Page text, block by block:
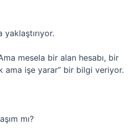
mesela bir alan hesabı, bir
ama işe yarar” bir bilgi veriyor.
mı?